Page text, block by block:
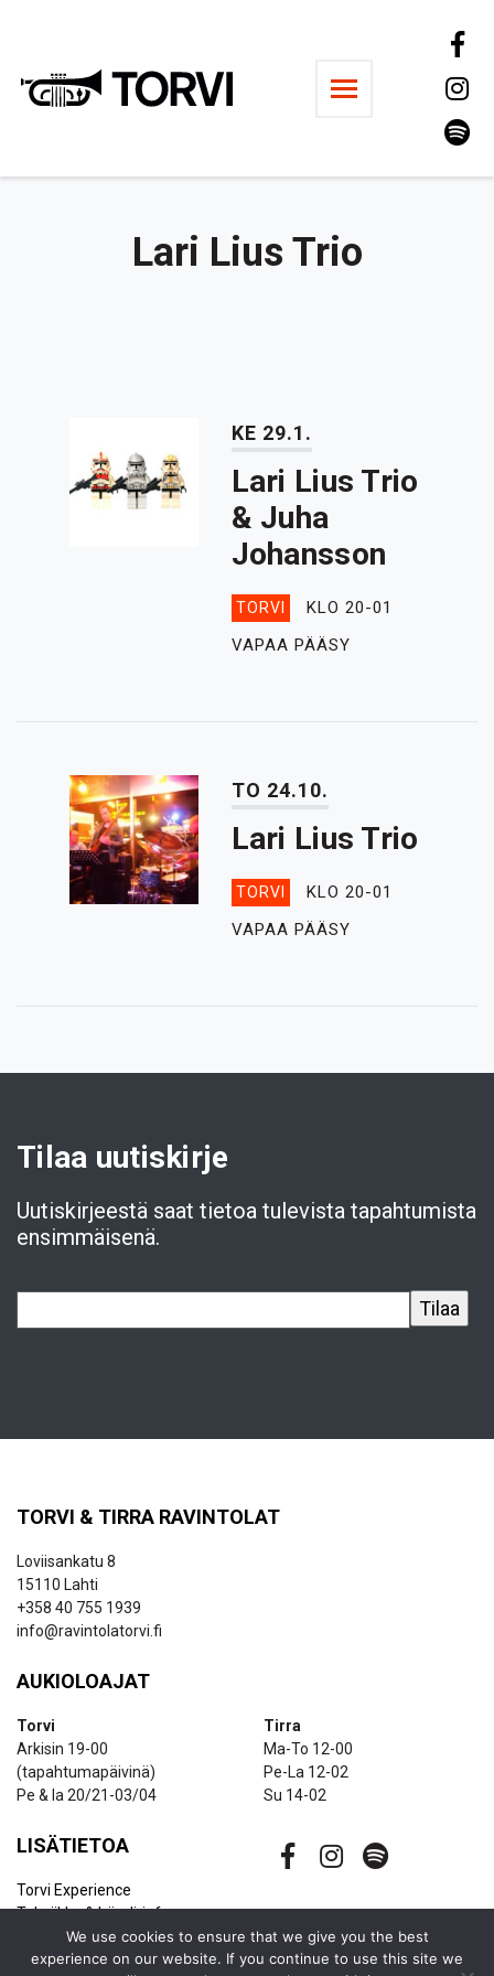
Ravintola Torvi
Lari Lius Trio
KE 29.1.
Lari Lius Trio
& Juha
Johansson
TORVI
KLO 20-01
VAPAA PÄÄSY
TO 24.10.
Lari Lius Trio
TORVI
KLO 20-01
VAPAA PÄÄSY
Tilaa uutiskirje
Uutiskirjeestä saat tietoa tulevista tapahtumista
ensimmäisenä.
TORVI & TIRRA RAVINTOLAT
Loviisankatu 8
15110 Lahti
+358 40 755 1939
info@ravintolatorvi.fi
AUKIOLOAJAT
Torvi
Arkisin 19-00
(tapahtumapäivinä)
Pe & la 20/21-03/04
Tirra
Ma-To 12-00
Pe-La 12-02
Su 14-02
LISÄTIETOA
Torvi Experience
Tekniikka & bändi-info
Ravintolapalvelut
Uutiskirje
We use cookies to ensure that we give you the best
experience on our website. If you continue to use this site we